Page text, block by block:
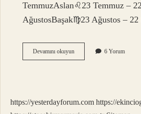
TemmuzAslan♌︎23 Temmuz – 22
AğustosBaşak♍︎23 Ağustos –
Devamını okuyun23
Temmuz
6 Yorum
https://yesterdayforum.com https://